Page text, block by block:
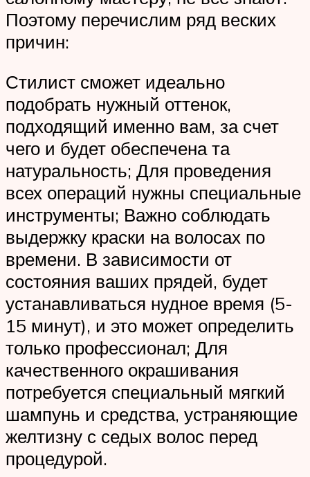
Поэтому перечислим ряд веских
причин:
Стилист сможет идеально
подобрать нужный оттенок,
подходящий именно вам, за счет
чего и будет обеспечена та
натуральность; Для проведения
всех операций нужны специальные
инструменты; Важно соблюдать
выдержку краски на волосах по
времени. В зависимости от
состояния ваших прядей, будет
устанавливаться нудное время (5-
15 минут), и это может определить
только профессионал; Для
качественного окрашивания
потребуется специальный мягкий
шампунь и средства, устраняющие
желтизну с седых волос перед
процедурой.